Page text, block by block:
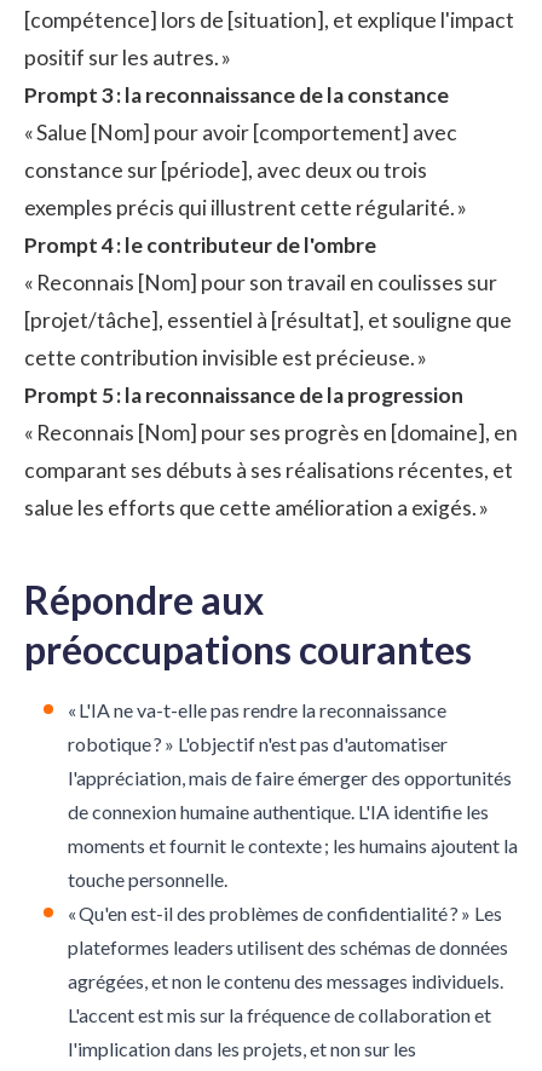
[compétence] lors de [situation], et explique l'impact
positif sur les autres. »
Prompt 3 : la reconnaissance de la constance
« Salue [Nom] pour avoir [comportement] avec
constance sur [période], avec deux ou trois
exemples précis qui illustrent cette régularité. »
Prompt 4 : le contributeur de l'ombre
« Reconnais [Nom] pour son travail en coulisses sur
[projet/tâche], essentiel à [résultat], et souligne que
cette contribution invisible est précieuse. »
Prompt 5 : la reconnaissance de la progression
« Reconnais [Nom] pour ses progrès en [domaine], en
comparant ses débuts à ses réalisations récentes, et
salue les efforts que cette amélioration a exigés. »
Répondre aux
préoccupations courantes
« L'IA ne va-t-elle pas rendre la reconnaissance
robotique ? » L'objectif n'est pas d'automatiser
l'appréciation, mais de faire émerger des opportunités
de connexion humaine authentique. L'IA identifie les
moments et fournit le contexte ; les humains ajoutent la
touche personnelle.
« Qu'en est-il des problèmes de confidentialité ? » Les
plateformes leaders utilisent des schémas de données
agrégées, et non le contenu des messages individuels.
L'accent est mis sur la fréquence de collaboration et
l'implication dans les projets, et non sur les